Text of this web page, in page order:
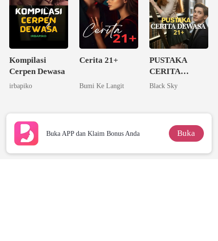
Kompilasi
Cerpen Dewasa
irbapiko
Cerita 21+
Bumi Ke Langit
PUSTAKA
CERITA
DEWASA 21+
Black Sky
Buka APP dan Klaim Bonus Anda Buka